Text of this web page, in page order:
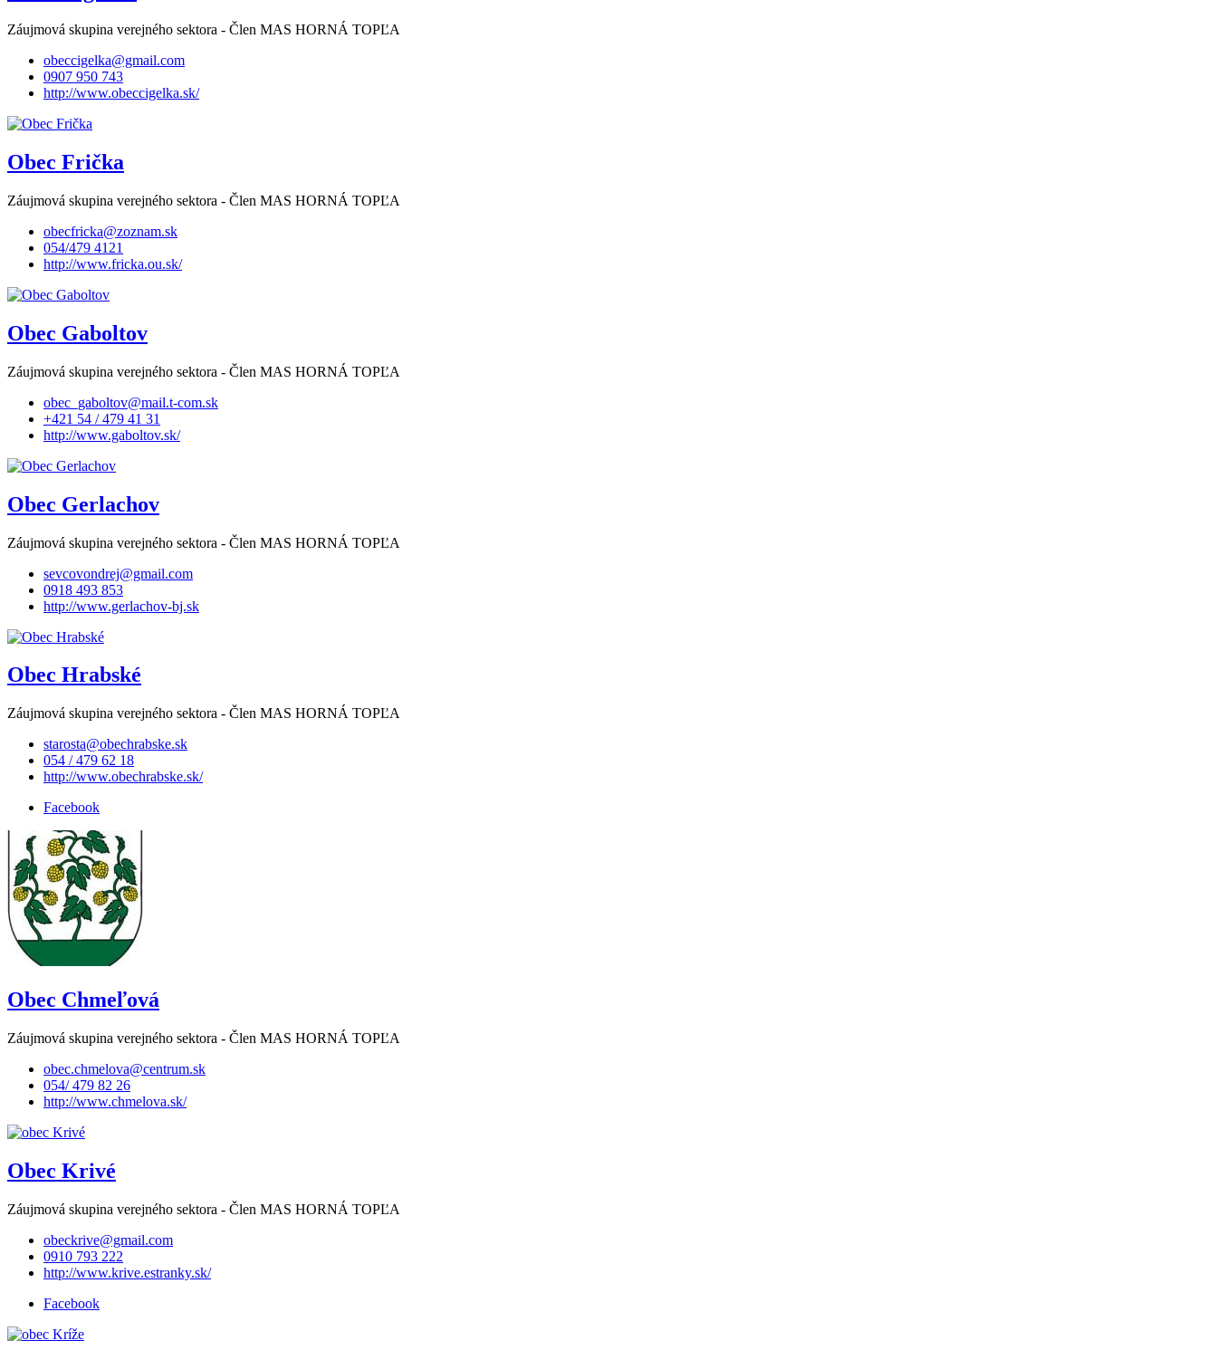
Záujmová skupina verejného sektora - Člen MAS HORNÁ TOPĽA
obeccigelka@gmail.com
0907 950 743
http://www.obeccigelka.sk/
Obec Frička
Záujmová skupina verejného sektora - Člen MAS HORNÁ TOPĽA
obecfricka@zoznam.sk
054/479 4121
http://www.fricka.ou.sk/
Obec Gaboltov
Záujmová skupina verejného sektora - Člen MAS HORNÁ TOPĽA
obec_gaboltov@mail.t-com.sk
+421 54 / 479 41 31
http://www.gaboltov.sk/
Obec Gerlachov
Záujmová skupina verejného sektora - Člen MAS HORNÁ TOPĽA
sevcovondrej@gmail.com
0918 493 853
http://www.gerlachov-bj.sk
Obec Hrabské
Záujmová skupina verejného sektora - Člen MAS HORNÁ TOPĽA
starosta@obechrabske.sk
054 / 479 62 18
http://www.obechrabske.sk/
Facebook
Obec Chmeľová
Záujmová skupina verejného sektora - Člen MAS HORNÁ TOPĽA
obec.chmelova@centrum.sk
054/ 479 82 26
http://www.chmelova.sk/
Obec Krivé
Záujmová skupina verejného sektora - Člen MAS HORNÁ TOPĽA
obeckrive@gmail.com
0910 793 222
http://www.krive.estranky.sk/
Facebook